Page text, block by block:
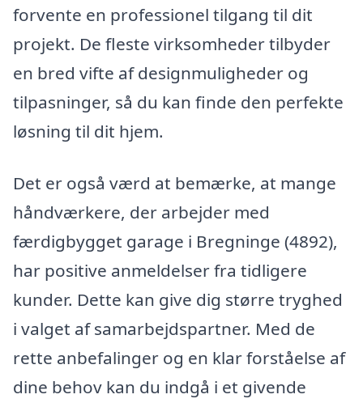
forvente en professionel tilgang til dit
projekt. De fleste virksomheder tilbyder
en bred vifte af designmuligheder og
tilpasninger, så du kan finde den perfekte
løsning til dit hjem.
Det er også værd at bemærke, at mange
håndværkere, der arbejder med
færdigbygget garage i Bregninge (4892),
har positive anmeldelser fra tidligere
kunder. Dette kan give dig større tryghed
i valget af samarbejdspartner. Med de
rette anbefalinger og en klar forståelse af
dine behov kan du indgå i et givende